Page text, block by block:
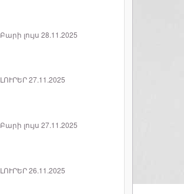
Բարի լույս 28.11.2025
ԼՈՒՐԵՐ 27.11.2025
Բարի լույս 27.11.2025
ԼՈՒՐԵՐ 26.11.2025